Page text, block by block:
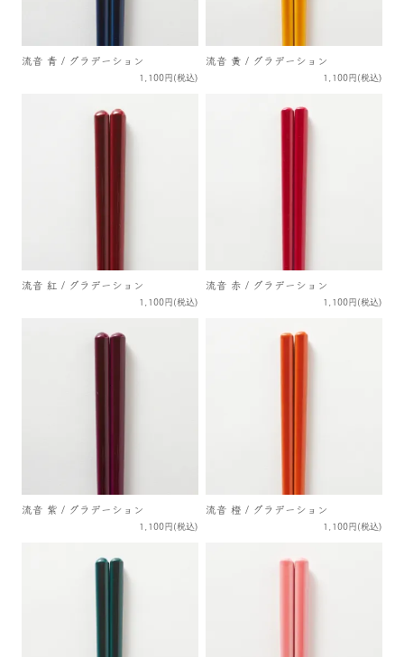
流音 青 / グラデーション
1,100円(税込)
流音 黄 / グラデーション
1,100円(税込)
流音 紅 / グラデーション
1,100円(税込)
流音 赤 / グラデーション
1,100円(税込)
流音 紫 / グラデーション
1,100円(税込)
流音 橙 / グラデーション
1,100円(税込)